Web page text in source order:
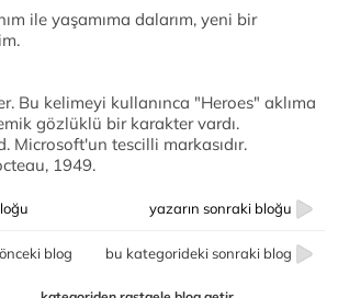
ile yaşamıma dalarım, yeni bir
Bu kelimeyi kullanınca "Heroes" aklıma
gözlüklü bir karakter vardı.
Microsoft'un tescilli markasıdır.
1949.
yazarın sonraki bloğu
blog bu kategorideki sonraki blog